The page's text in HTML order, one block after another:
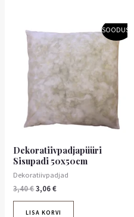
SOODUS!
Dekoratiivpadjapüüri
Sisupadi 50x50cm
Dekoratiivpadjad
3,40€
hind
oli:
3,40 €.
3,06€
hind
on:
3,06 €.
LISA KORVI